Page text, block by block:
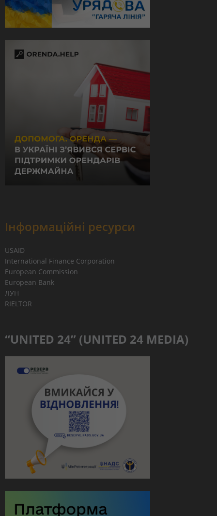
Інформаційні ресурси
USAID
International Finance Corporation
European Commission
European Bank
ЛУН
RIELTOR
“UNITED 24” (UNITED 24 MEDIA)